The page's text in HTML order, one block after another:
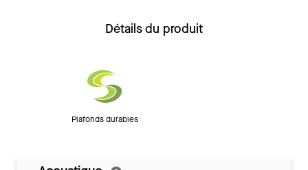
Détails du produit
Plafonds durables